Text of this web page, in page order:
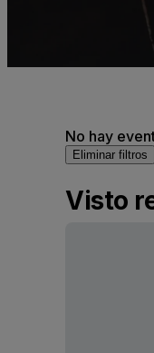
No hay
Eliminar filtros
Visto